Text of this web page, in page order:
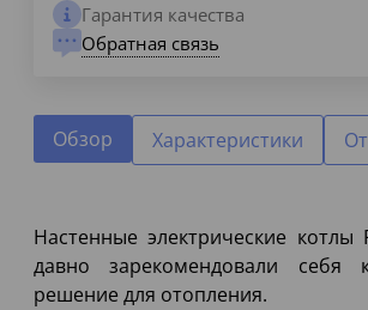
Гарантия качества
Обратная связь
Обзор Характеристики
Настенные электрические котлы
давно зарекомендовали себя
решение для отопления.